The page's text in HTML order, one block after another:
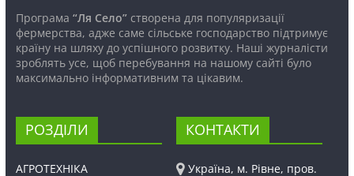
Програма “Ля Село”створена для популяризації
фермерства, адже саме сільське господарство підтримує
країну на шляху до успішного розвитку. Наші журналісти
зроблять усе, щоб перебування на нашому сайті було
максимально інформативним та цікавим.
РОЗДІЛИ
АГРОТЕХНІКА
КОНТАКТИ
Україна, м. Рівне, пров.